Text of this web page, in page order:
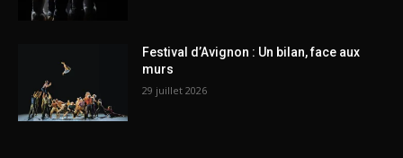
Festival d’Avignon : Un bilan, face aux
murs
29 juillet 2026